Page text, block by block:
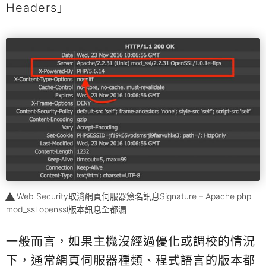
Headers」
Web Security取消網頁伺服器簽名訊息Signature – Apache php
mod_ssl openssl版本訊息全都漏
一般而言，如果主機沒經過優化或調校的情況
下，通常網頁伺服器種類、程式語言的版本都